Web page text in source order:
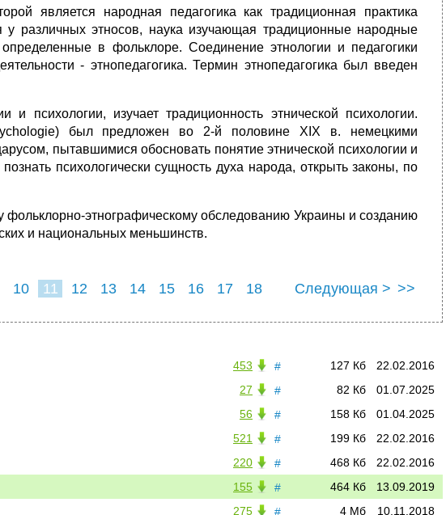
является народная педагогика как традиционная практика
у различных этносов, наука изучающая традиционные народные
в фольклоре. Соединение этнологии и педагогики
- этнопедагогика. Термин этнопедагогика был введен
психологии, изучает традиционность этнической психологии.
был предложен во 2-й половине XIX в. немецкими
пытавшимися обосновать понятие этнической психологии и
психологически сущность духа народа, открыть законы, по
фольклорно-этнографическому обследованию Украины и созданию
и национальных меньшинств.
10 11 12 13 14 15 16 17
18
Следующая > >>
# 22.02.2016
127 Кб
453
#
01.07.2025
82 Кб
27
#
01.04.2025
158 Кб
56
#
22.02.2016
199 Кб
521
#
22.02.2016
468 Кб
220
#
13.09.2019
464 Кб
155
#
10.11.2018
4 Мб
275